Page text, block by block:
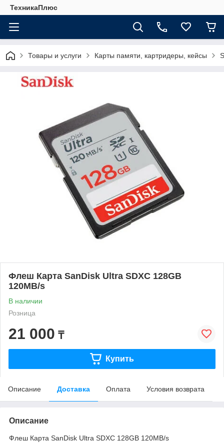
ТехникаПлюс
Товары и услуги Карты памяти, картридеры, кейсы
Флеш Карта SanDisk Ultra SDXC 128GB
120MB/s
В наличии
Розница
21 000 ₸
Купить
Описание Доставка Оплата Условия возврата
Описание
Флеш Карта SanDisk Ultra SDXC 128GB 120MB/s